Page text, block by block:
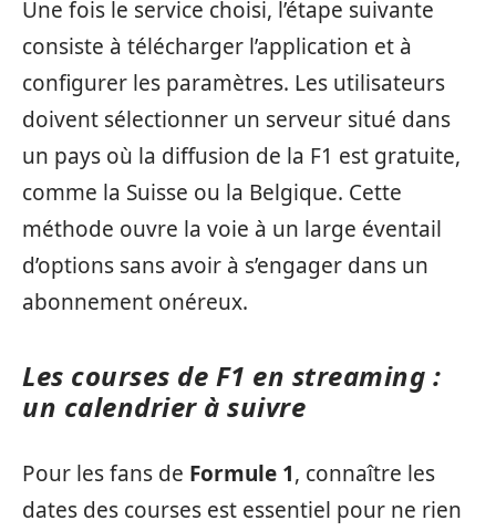
Une fois le service choisi, l’étape suivante
consiste à télécharger l’application et à
configurer les paramètres. Les utilisateurs
doivent sélectionner un serveur situé dans
un pays où la diffusion de la F1 est gratuite,
comme la Suisse ou la Belgique. Cette
méthode ouvre la voie à un large éventail
d’options sans avoir à s’engager dans un
abonnement onéreux.
Les courses de F1 en streaming :
un calendrier à suivre
Pour les fans de Formule 1, connaître les
dates des courses est essentiel pour ne rien